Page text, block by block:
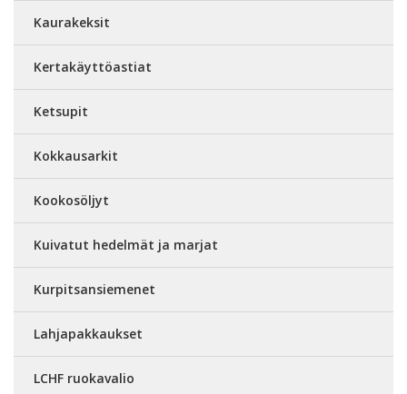
Kaurakeksit
Kertakäyttöastiat
Ketsupit
Kokkausarkit
Kookosöljyt
Kuivatut hedelmät ja marjat
Kurpitsansiemenet
Lahjapakkaukset
LCHF ruokavalio